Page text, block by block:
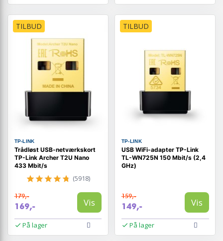
TILBUD
TP-LINK
Trådløst USB-netværkskort
TP-Link Archer T2U Nano
433 Mbit/s
(5918)
179,-
169,- Vis
På lager
TILBUD
TP-LINK
USB WiFi-adapter TP-Link
TL-WN725N 150 Mbit/s (2,4
GHz)
159,-
149,- Vis
På lager